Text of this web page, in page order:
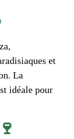
et
La
idéale pour